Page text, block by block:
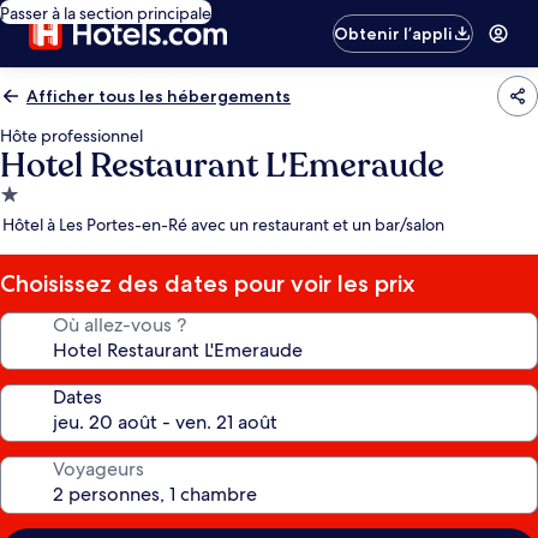
Passer à la section principale
Obtenir l’appli
Afficher tous les hébergements
Hôte professionnel
Hotel Restaurant L'Emeraude
Hébergement
1.0 étoile
Hôtel à Les Portes-en-Ré avec un restaurant et un bar/salon
Choisissez des dates pour voir les prix
Où allez-vous ?
Dates
Voyageurs